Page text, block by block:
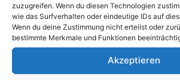
zuzugreifen. Wenn du diesen Technologien
wie das Surfverhalten oder eindeutige IDs auf
Wenn du deine Zustimmung nicht erteilst oder
bestimmte Merkmale und Funktionen
Akzeptieren
kennenlernte.
Nach Abschluss seines Studiums
Buffett für das
Graham-Newman Corp. und